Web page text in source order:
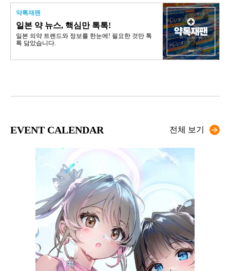
약톡재팬
일본 약 뉴스, 핵심만 톡톡!
일본 의약 트렌드와 정보를 한눈에! 필요한 것만 톡
톡 담았습니다.
EVENT CALENDAR 전체 보기